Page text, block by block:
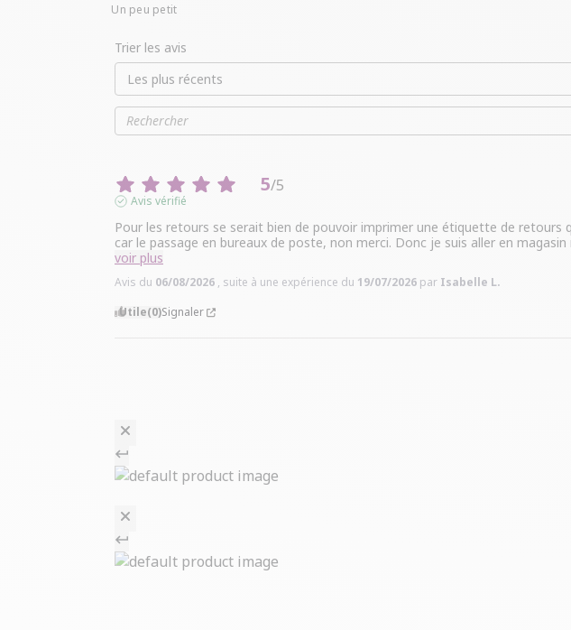
Un peu petit
Trier les avis
5/5
Avis vérifié
Pour les retours se serait bien de pouvoir imprimer une étiquette de
car le passage en bureaux de poste, non merci. Donc je suis aller en
voir plus
Avis du 06/08/2026 , suite à une expérience du 19/07/2026 par Isabelle L.
Utile(0)Signaler